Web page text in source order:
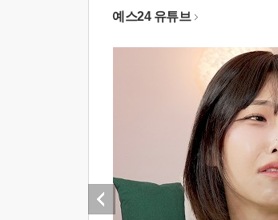
예스24 유튜브